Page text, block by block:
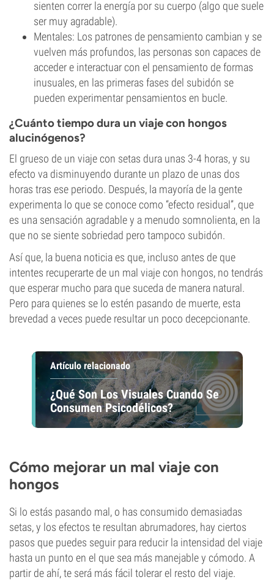
sienten correr la energía por su cuerpo (algo que suele
ser muy agradable).
Mentales: Los patrones de pensamiento cambian y se
vuelven más profundos, las personas son capaces de
acceder e interactuar con el pensamiento de formas
inusuales, en las primeras fases del subidón se
pueden experimentar pensamientos en bucle.
¿Cuánto tiempo dura un viaje con hongos
alucinógenos?
El grueso de un viaje con setas dura unas 3-4 horas, y su
efecto va disminuyendo durante un plazo de unas dos
horas tras ese periodo. Después, la mayoría de la gente
experimenta lo que se conoce como “efecto residual”, que
es una sensación agradable y a menudo somnolienta, en la
que no se siente sobriedad pero tampoco subidón.
Así que, la buena noticia es que, incluso antes de que
intentes recuperarte de un mal viaje con hongos, no tendrás
que esperar mucho para que suceda de manera natural.
Pero para quienes se lo estén pasando de muerte, esta
brevedad a veces puede resultar un poco decepcionante.
Artículo relacionado
¿Qué Son Los Visuales Cuando Se
Consumen Psicodélicos?
Cómo mejorar un mal viaje con
hongos
Si lo estás pasando mal, o has consumido demasiadas
setas, y los efectos te resultan abrumadores, hay ciertos
pasos que puedes seguir para reducir la intensidad del viaje
hasta un punto en el que sea más manejable y cómodo. A
partir de ahí, te será más fácil tolerar el resto del viaje.